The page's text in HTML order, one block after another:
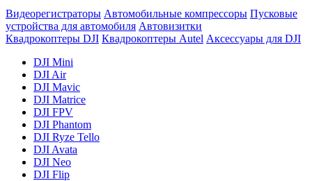
Видеорегистраторы Автомобильные компрессоры Пусковые
устройства для автомобиля Автовизитки
Квадрокоптеры DJI Квадрокоптеры Autel Аксессуары для DJI
DJI Mini
DJI Air
DJI Mavic
DJI Matrice
DJI FPV
DJI Phantom
DJI Ryze Tello
DJI Avata
DJI Neo
DJI Flip